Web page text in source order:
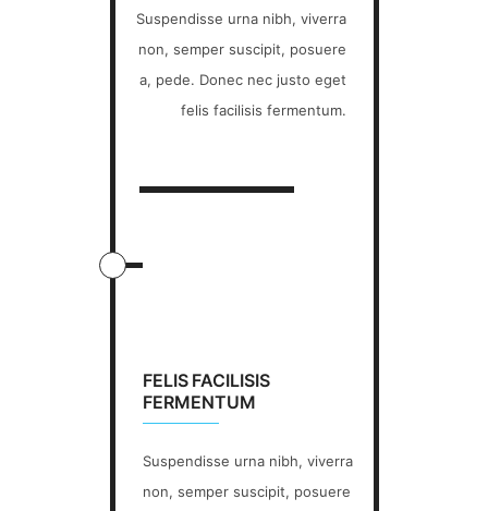
Suspendisse urna nibh, viverra
non, semper suscipit, posuere
a, pede. Donec nec justo eget
felis facilisis fermentum.
FELIS FACILISIS
FERMENTUM
Suspendisse urna nibh, viverra
non, semper suscipit, posuere